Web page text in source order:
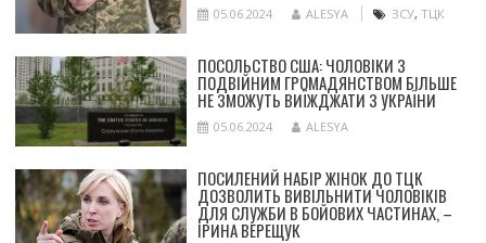
05.06.2024 ALESYA ЗСУ, ТЦК
ПОСОЛЬСТВО США: ЧОЛОВІКИ З
ПОДВІЙНИМ ГРОМАДЯНСТВОМ БІЛЬШЕ
НЕ ЗМОЖУТЬ ВИЇЖДЖАТИ З УКРАЇНИ
05.06.2024 ALESYA
ПОСИЛЕНИЙ НАБІР ЖІНОК ДО ТЦК
ДОЗВОЛИТЬ ВИВІЛЬНИТИ ЧОЛОВІКІВ
ДЛЯ СЛУЖБИ В БОЙОВИХ ЧАСТИНАХ, –
ІРИНА ВЕРЕЩУК